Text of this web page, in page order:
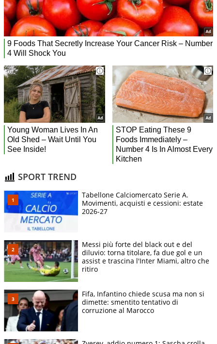
SPORT TREND
Tabellone Calciomercato Serie A.
Movimenti, acquisti e cessioni: estate
2026-27
Messi più forte del black out e del
diluvio: torna titolare, fa due gol e un
assist e trascina l'Inter Miami, altro che
ritiro
Fifa, Infantino chiede scusa ma non si
dimette: smentito tentativo di
corruzione al Marocco